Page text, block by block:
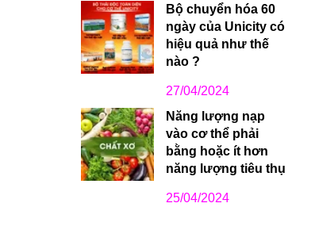
Bộ chuyển hóa 60
ngày của Unicity có
hiệu quả như thế
nào ?
27/04/2024
Năng lượng nạp
vào cơ thể phải
bằng hoặc ít hơn
năng lượng tiêu thụ
25/04/2024